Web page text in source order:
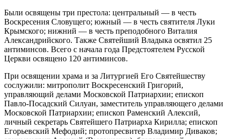
Были освящены три престола: центральный — в честь
Воскресения Словущего; южный — в честь святителя Луки
Крымского; нижний — в честь преподобного Виталия
Александрийского. Также Святейший Владыка освятил 25
антиминсов. Всего с начала года Предстоятелем Русской
Церкви освящено 120 антиминсов.
При освящении храма и за Литургией Его Святейшеству
сослужили: митрополит Воскресенский Григорий,
управляющий делами Московской Патриархии; епископ
Павло-Посадский Силуан, заместитель управляющего делами
Московской Патриархии; епископ Раменский Алексий,
личный секретарь Святейшего Патриарха Кирилла; епископ
Егорьевский Мефодий; протопресвитер Владимир Диваков;